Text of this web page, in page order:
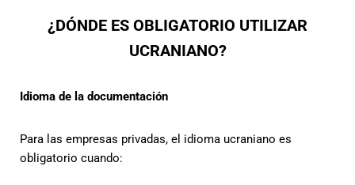
¿DÓNDE ES OBLIGATORIO UTILIZAR
UCRANIANO?
Idioma de la documentación
Para las empresas privadas, el idioma ucraniano es
obligatorio cuando: